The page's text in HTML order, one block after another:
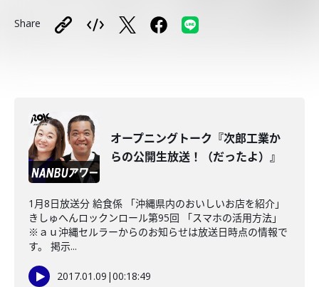
Share
オープニングトーク『次郎工業か
らの公開生放送！（だったよ）』
1月8日放送分 給食係 「沖縄県内のおいしいお店を紹介」
きしゅへんロックンロール第95回 「スマホの活用方法」
※ａｕ沖縄セルラーからのお知らせは放送日時点の情報で
す。 掲示...
2017.01.09 |00:18:49